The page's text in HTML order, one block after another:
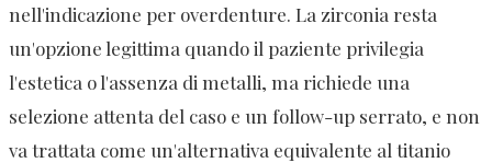
nell'indicazione per overdenture. La zirconia resta
un'opzione legittima quando il paziente privilegia
l'estetica o l'assenza di metalli, ma richiede una
selezione attenta del caso e un follow-up serrato, e non
va trattata come un'alternativa equivalente al titanio